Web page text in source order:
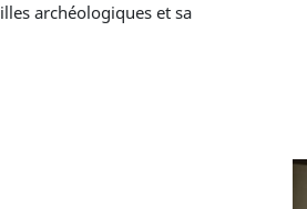
archéologiques et sa